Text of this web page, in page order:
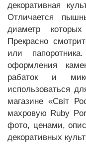
декоративная
Отличается
диаметр
Прекрасно
или
оформления
рабаток и
использоваться
магазине «Світ
махровую Ruby
фото, ценами,
декоративных